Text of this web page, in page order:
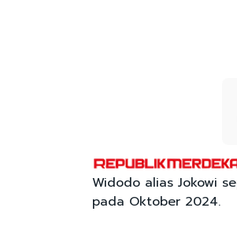
Widodo alias Jokowi
pada Oktober 2024.